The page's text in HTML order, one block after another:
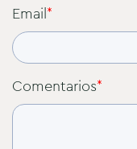
Email*
Comentarios*